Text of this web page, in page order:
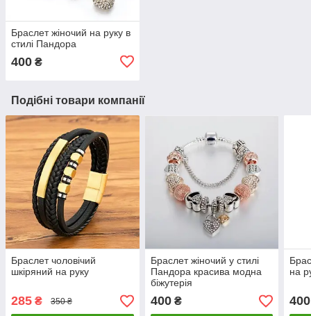
Браслет жіночий на руку в
стилі Пандора
400 ₴
Подібні товари компанії
Браслет чоловічий
шкіряний на руку
285 ₴ 350 ₴
Браслет жіночий у стилі
Пандора красива модна
біжутерія
400₴
на
400